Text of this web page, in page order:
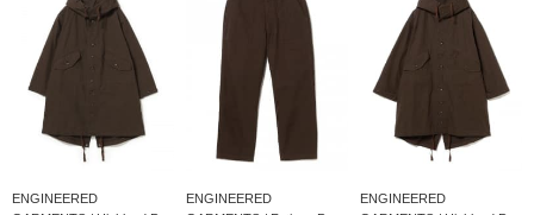
ENGINEERED
ENGINEERED
ENGINEERED